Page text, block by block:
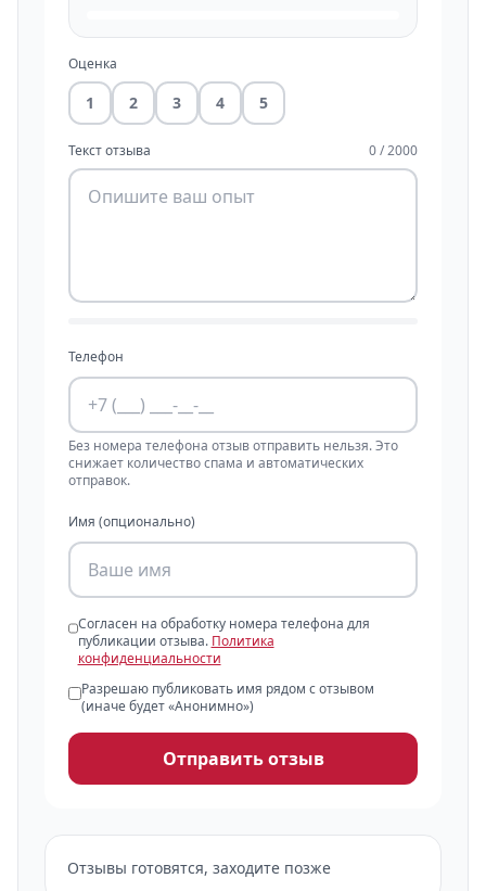
Оценка
1 2 3 4 5
Текст отзыва 0 / 2000
Телефон
Без номера телефона отзыв отправить нельзя. Это
снижает количество спама и автоматических
отправок.
Имя (опционально)
Согласен на обработку номера телефона для
публикации отзыва. Политика
конфиденциальности
Разрешаю публиковать имя рядом с отзывом
(иначе будет «Анонимно»)
Отправить отзыв
Отзывы готовятся, заходите позже